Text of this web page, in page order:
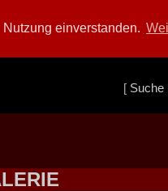
einverstanden.
[ Suche